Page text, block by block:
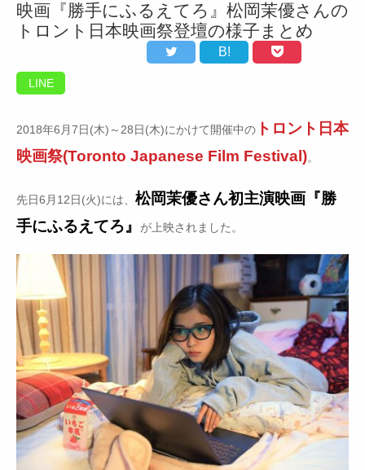
映画『勝手にふるえてろ』松岡茉優さんの
トロント日本映画祭登壇の様子まとめ
B!
LINE
2018年6月7日(木)～28日(木)にかけて開催中の トロント日本
映画祭(Toronto Japanese Film Festival)。
先日6月12日(火)には、 松岡茉優さん初主演映画『勝
手にふるえてろ』
が上映されました。